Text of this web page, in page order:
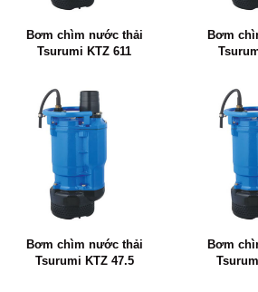
Bơm chìm nước thải
Tsurumi KTZ 611
Bơm
Bơm chìm nước thải
Tsurumi KTZ 47.5
Bơm